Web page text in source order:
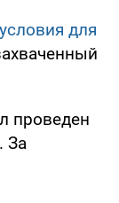
для
проведен
. За